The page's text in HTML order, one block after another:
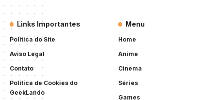
Links Importantes
Politica do Site
Aviso Legal
Contato
Política de Cookies do
GeekLando
Menu
Home
Anime
Cinema
Séries
Games